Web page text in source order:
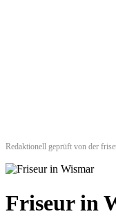
Redaktionell geprüft von der
Friseur in